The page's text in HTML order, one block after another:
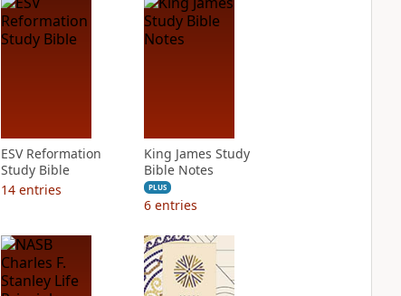
ESV Reformation
Study Bible
14 entries
King James Study
Bible Notes
PLUS
6 entries